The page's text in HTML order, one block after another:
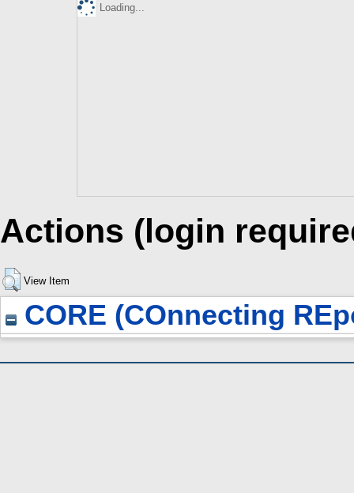
Loading...
Actions (login
View Item
CORE (COnnecting